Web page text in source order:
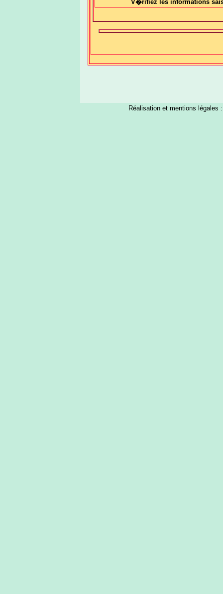
V�rifiez les informations
Réalisation et mentions légales